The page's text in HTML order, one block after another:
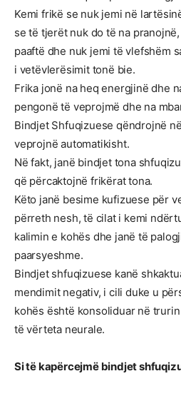
Kemi frikë se nuk jemi në
se të tjerët nuk do të na
paaftë dhe nuk jemi të vlefshëm
i vetëvlerësimit tonë bie.
Frika jonë na heq energjinë dhe
pengonë të veprojmë dhe na
Bindjet Shfuqizuese qëndrojnë
veprojnë automatikisht.
Në fakt, janë bindjet tona
që përcaktojnë frikërat tona.
Këto janë besime kufizuese për
përreth nesh, të cilat i kemi
kalimin e kohës dhe janë të
paarsyeshme.
Bindjet shfuqizuese kanë
mendimit negativ, i cili duke u
kohës është konsoliduar në
të vërteta neurale.
Si të kapërcejmë bindjet